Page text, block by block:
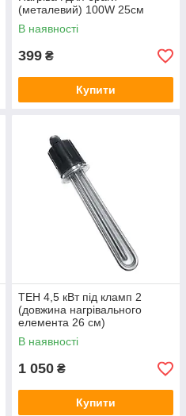
(металевий) 100W 25см
В наявності
399 ₴
Купити
ТЕН 4,5 кВт під кламп 2
(довжина нагрівального
елемента 26 см)
В наявності
1 050 ₴
Купити